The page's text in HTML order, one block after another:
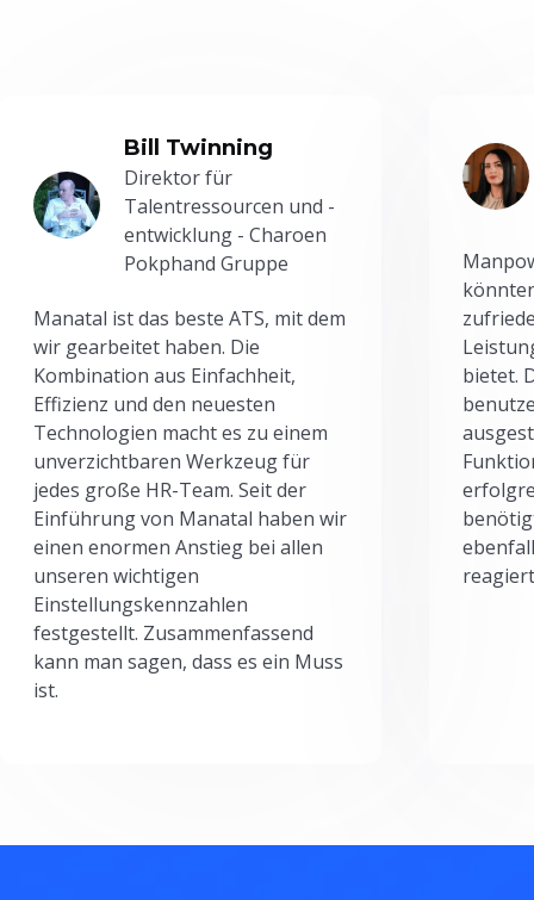
Bill Twinning
Direktor für
Talentressourcen und -
entwicklung - Charoen
Pokphand Gruppe
Manatal ist das beste ATS, mit dem
wir gearbeitet haben. Die
Kombination aus Einfachheit,
Effizienz und den neuesten
Technologien macht es zu einem
unverzichtbaren Werkzeug für
jedes große HR-Team. Seit der
Einführung von Manatal haben wir
einen enormen Anstieg bei allen
unseren wichtigen
Einstellungskennzahlen
festgestellt. Zusammenfassend
kann man sagen, dass es ein Muss
ist.
bietet.